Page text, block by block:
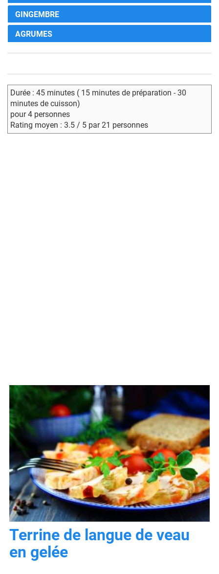
GINGEMBRE
AGRUMES
Durée : 45 minutes ( 15 minutes de préparation - 30
minutes de cuisson)
pour 4 personnes
Rating moyen : 3.5 / 5 par 21 personnes
Terrine de langue de veau
en gelée